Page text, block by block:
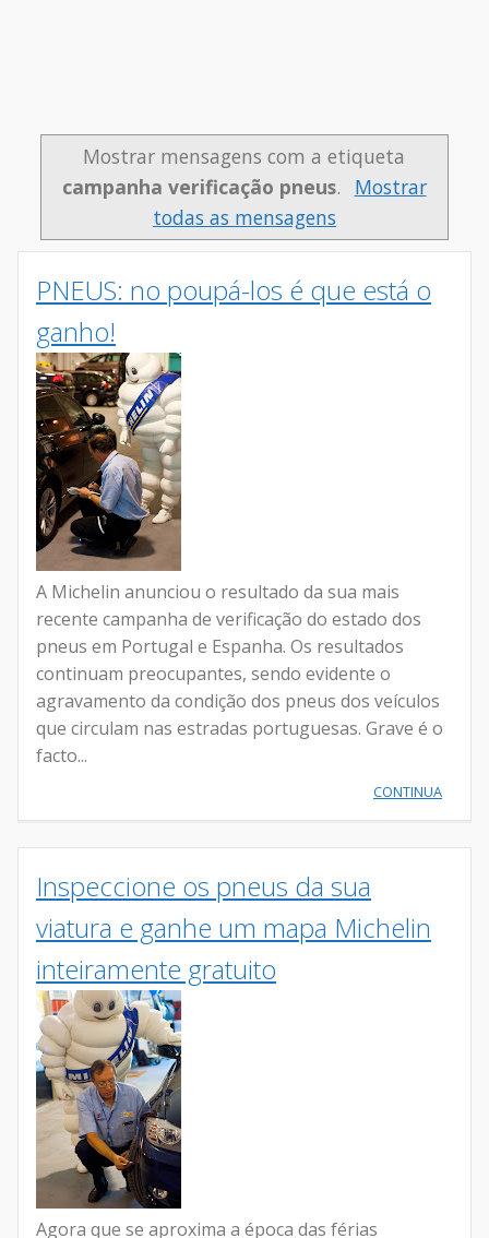
Mostrar mensagens com a etiqueta
campanha verificação pneus.
Mostrar
todas as mensagens
PNEUS: no poupá-los é que está o
ganho!
A Michelin anunciou o resultado da sua mais
recente campanha de verificação do estado dos
pneus em Portugal e Espanha. Os resultados
continuam preocupantes, sendo evidente o
agravamento da condição dos pneus dos veículos
que circulam nas estradas portuguesas. Grave é o
facto...
CONTINUA
Inspeccione os pneus da sua
viatura e ganhe um mapa Michelin
inteiramente gratuito
Agora que se aproxima a época das férias